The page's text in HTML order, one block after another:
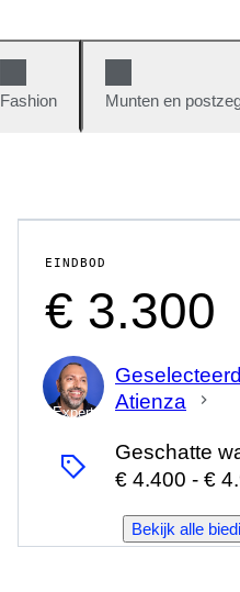
Fashion Munten en
EINDBOD
€ 3.300
Expert
Atienza
Geschatte
€ 4.400 - €
Bekijk alle